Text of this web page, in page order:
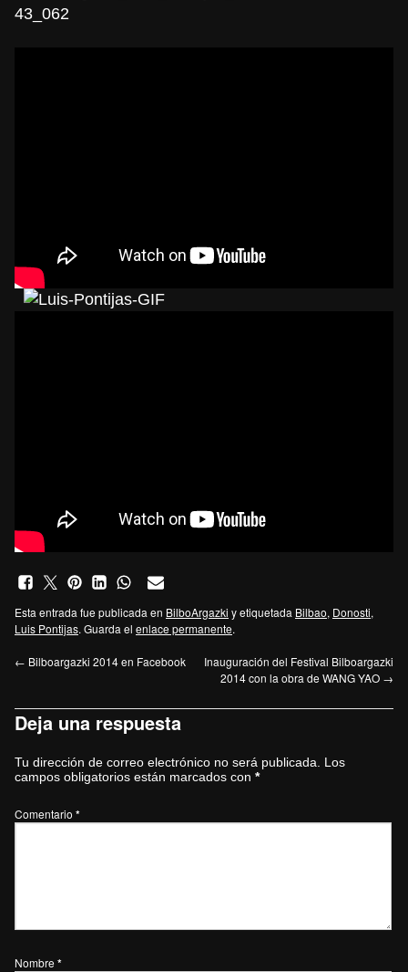
Esta entrada fue publicada en BilboArgazki y etiquetada Bilbao, Donosti,
Luis Pontijas. Guarda el enlace permanente.
← Bilboargazki 2014 en Facebook
Inauguración del Festival Bilboargazki
2014 con la obra de WANG YAO →
Deja una respuesta
Tu dirección de correo electrónico no será publicada.
Los
campos obligatorios están marcados con *
Comentario *
Nombre *